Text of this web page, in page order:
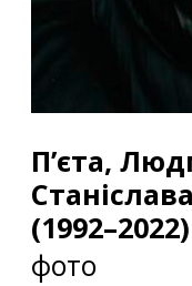
П’єта,
(1992–2022)
фото